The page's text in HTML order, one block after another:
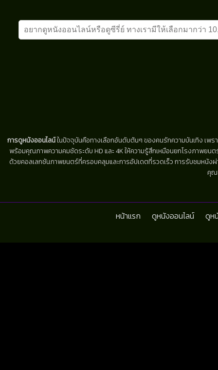
การดูหนังออนไลน์ในปัจจุบันคือทางเลือกอันดับต้นๆ ของคนรักความบันเทิง เพร
พร้อมคุณภาพความคมชัดระดับ HD และ 4K ให้ความรู้สึกเหมือนยกโรงภาพยน
ด้วยคอลเลกชันภาพยนตร์ที่ครอบคลุมและการอัปเดตที่รวดเร็ว การรับชมหนัง
คุณ
หน้าแรก ดูหนังออนไลน์ ดูห